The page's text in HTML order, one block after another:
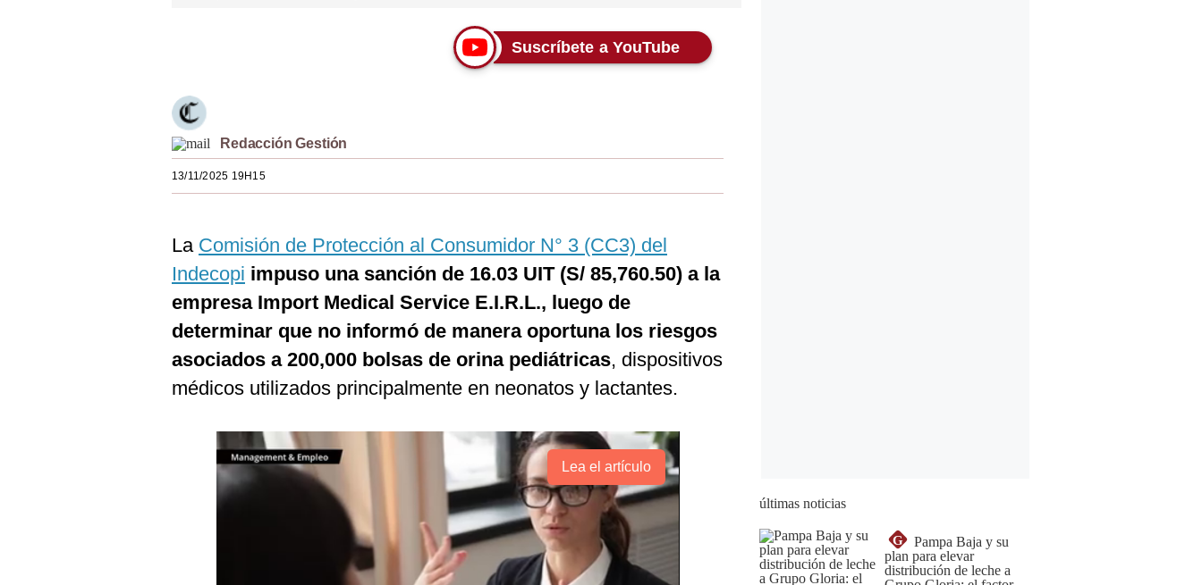
Suscríbete a YouTube
Redacción Gestión
13/11/2025 19H15
La Comisión de Protección al Consumidor N° 3 (CC3) del
Indecopi impuso una sanción de 16.03 UIT (S/ 85,760.50) a la
empresa Import Medical Service E.I.R.L., luego de
determinar que no informó de manera oportuna los riesgos
asociados a 200,000 bolsas de orina pediátricas, dispositivos
médicos utilizados principalmente en neonatos y lactantes.
Lea el artículo
últimas noticias
G
Pampa Baja y su
plan para elevar
distribución de leche a